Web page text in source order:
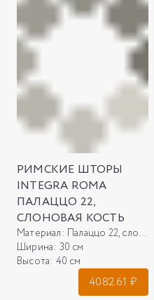
РИМСКИЕ ШТОРЫ
INTEGRA ROMA
ПАЛАЦЦО 22,
СЛОНОВАЯ КОСТЬ
Материал: Палаццо 22, слоновая кость
Ширина: 30 см
Высота: 40 см
4082.61 ₽